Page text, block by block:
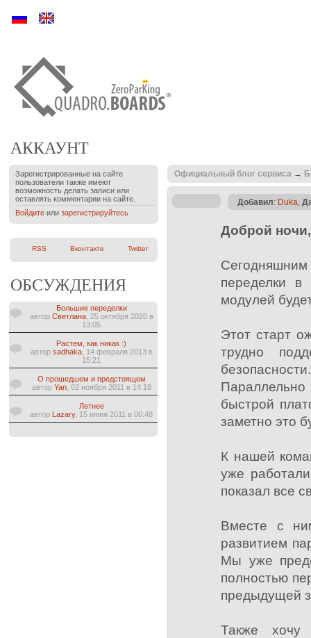
Ру En
АККАУНТ
Зарегистрированные на сайте
пользователи также имеют
возможность делать записи или
оставлять комментарии на сайте.
Войдите илизарегистрируйтесь
RSS Вконтакте Twitter
ОБСУЖДЕНИЯ
Большие переделки
автор Светлана, 25 октября 2020 в
13:05
Растем, как никак :)
автор sadhaka, 14 февраля 2013 в
15:21
О прошедшем и предстоящем
автор Yan, 02 ноября 2011 в 14:18
Летнее
автор Lazary, 15 июня 2011 в 00:48
Официальный блог сервиса →
Добавил: Duka,
Доброй
переделки
модулей
Этот старт
трудно
быстрой
заметно это
К нашей
уже
показал все
Вместе с
развитием
Мы уже
полностью
предыдущей
Также хочу